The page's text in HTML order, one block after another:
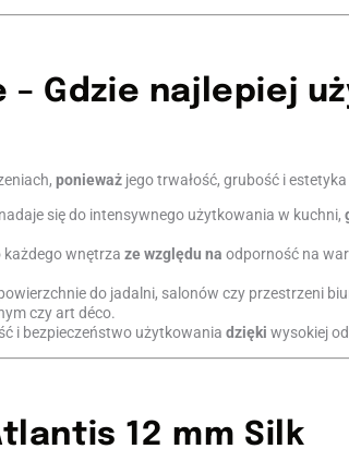
– Gdzie najlepiej
ponieważ jego trwałość, grubość i
się do intensywnego użytkowania w kuchni,
każdego wnętrza ze względu na odporność na
do jadalni, salonów czy przestrzeni
czy art déco.
i bezpieczeństwo użytkowania dzięki wysokiej
12 mm Silk